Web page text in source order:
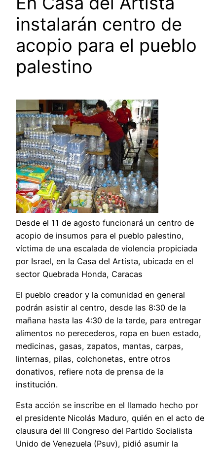
instalarán centro de
acopio para el pueblo
palestino
Desde el 11 de agosto funcionará un centro de
acopio de insumos para el pueblo palestino,
víctima de una escalada de violencia propiciada
por Israel, en la Casa del Artista, ubicada en el
sector Quebrada Honda, Caracas
El pueblo creador y la comunidad en general
podrán asistir al centro, desde las 8:30 de la
mañana hasta las 4:30 de la tarde, para entregar
alimentos no perecederos, ropa en buen estado,
medicinas, gasas, zapatos, mantas, carpas,
linternas, pilas, colchonetas, entre otros
donativos, refiere nota de prensa de la
institución.
Esta acción se inscribe en el llamado hecho por
el presidente Nicolás Maduro, quién en el acto de
clausura del III Congreso del Partido Socialista
Unido de Venezuela (Psuv), pidió asumir la